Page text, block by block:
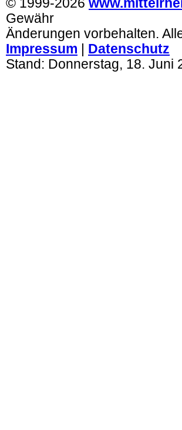
© 1999-2026
Gewähr
Änderungen vorbehalten.
Impressum
Datenschutz
Stand: Donnerstag, 18. Juni